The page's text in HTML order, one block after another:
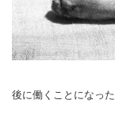
後に働くことになっ